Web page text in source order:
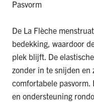
Pasvorm
De La Flèche
bedekking, waardoor
plek blijft. De
zonder in te snijden en
comfortabele
en ondersteuning